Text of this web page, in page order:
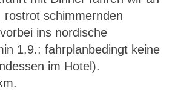
rostrot schimmernden
ins nordische
1.9.: fahrplanbedingt keine
im Hotel).